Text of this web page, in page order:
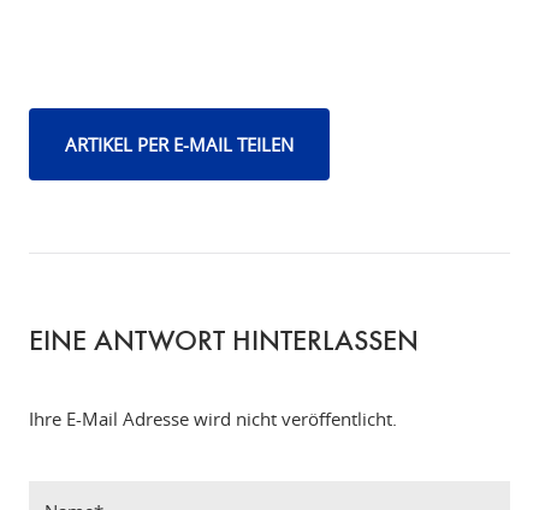
ARTIKEL PER E-MAIL TEILEN
EINE ANTWORT HINTERLASSEN
Ihre E-Mail Adresse wird nicht veröffentlicht.